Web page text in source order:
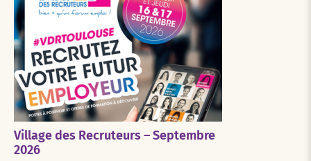
Village des Recruteurs – Septembre
2026